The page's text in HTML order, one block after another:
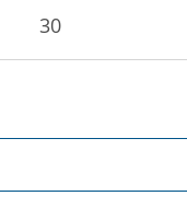
Veranstaltungen
0
30